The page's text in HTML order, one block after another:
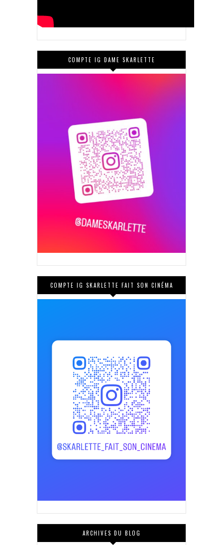
COMPTE IG DAME SKARLETTE
COMPTE IG SKARLETTE FAIT SON CINÉMA
ARCHIVES DU BLOG